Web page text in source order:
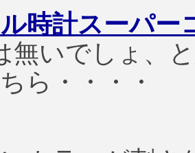
時計スーパー
無いでしょ、
ら・・・・